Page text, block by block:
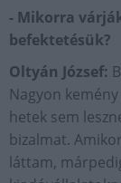
- Mikorra
befektetésük?
Oltyán József:
Nagyon
hetek sem
bizalmat.
láttam,